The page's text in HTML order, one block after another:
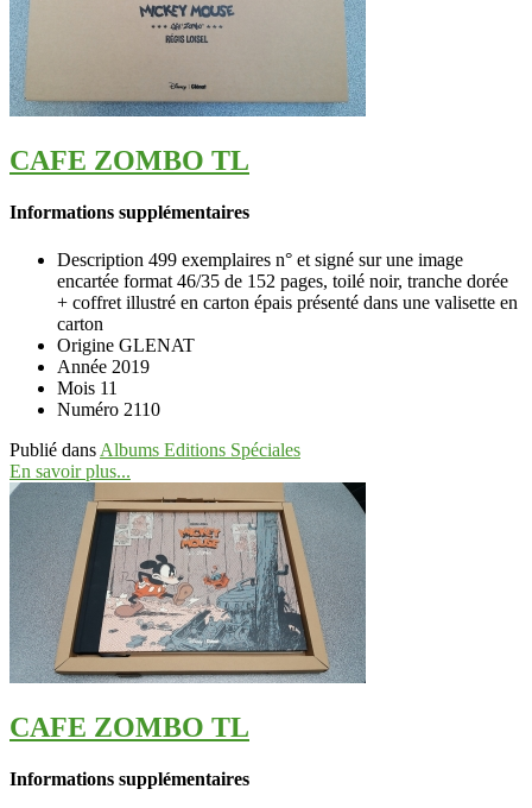
CAFE ZOMBO TL
Informations supplémentaires
Description 499 exemplaires n° et signé sur une image
encartée format 46/35 de 152 pages, toilé noir, tranche dorée
+ coffret illustré en carton épais présenté dans une valisette en
carton
Origine GLENAT
Année 2019
Mois 11
Numéro 2110
Publié dans Albums Editions Spéciales
En savoir plus...
CAFE ZOMBO TL
Informations supplémentaires